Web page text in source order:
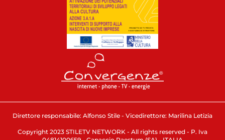
Direttore responsabile: Alfonso Stile - Vicedirettore: Marilina Letizia
Copyright 2023 STILETV NETWORK - All rights reserved - P. Iva